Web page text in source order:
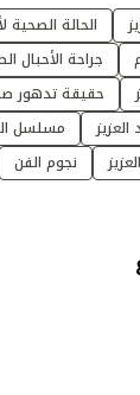
الحالة الصحية
جراحة الأحبال
حقيقة تدهور
مسلسل
نجوم الفن